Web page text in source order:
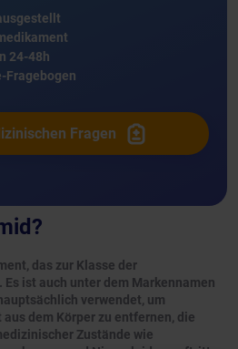
das zur Klasse der
ist auch unter dem Markennamen
verwendet, um
dem Körper zu entfernen, die
Zustände wie
24-48h
Fragebogen
Fragen